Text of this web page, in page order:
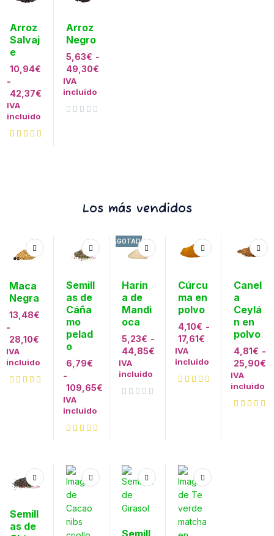
Arroz
Salvaj
e
10,94€
-
42,37€
IVA
incluido
Arroz
Negro
5,63€ -
49,30€
IVA
incluido
Los más vendidos
Maca
Negra
13,48€
-
28,10€
IVA
incluido
Semill
as de
Cáña
mo
pelad
o
6,79€
-
109,65€
IVA
incluido
AGOTADO
Harin
a de
Mandi
oca
5,23€ -
44,85€
IVA
incluido
Cúrcu
ma en
polvo
4,10€ -
17,61€
IVA
incluido
Canel
a
Ceylá
n en
polvo
4,81€ -
25,90€
IVA
incluido
Semill
as de
Semill